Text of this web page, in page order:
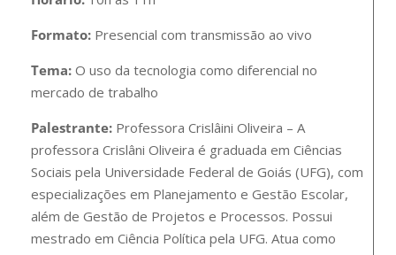
Formato: Presencial com transmissão ao vivo
Tema: O uso da tecnologia como diferencial no
mercado de trabalho
Palestrante: Professora Crislâini Oliveira – A
professora Crislâni Oliveira é graduada em Ciências
Sociais pela Universidade Federal de Goiás (UFG), com
especializações em Planejamento e Gestão Escolar,
além de Gestão de Projetos e Processos. Possui
mestrado em Ciência Política pela UFG. Atua como